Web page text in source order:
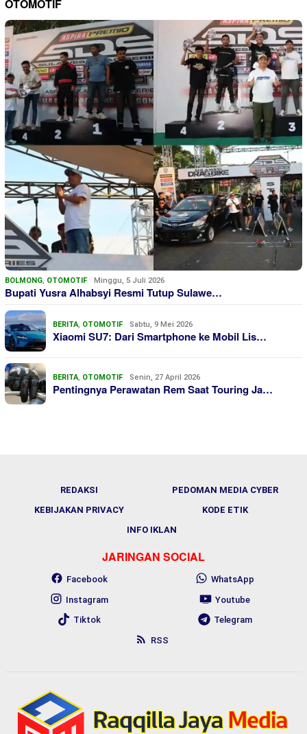
OTOMOTIF
BOLMONG, OTOMOTIF Minggu, 5 Juli 2026
Bupati Yusra Alhabsyi Resmi Tutup Sulawe…
BERITA, OTOMOTIF Sabtu, 9 Mei 2026
Xiaomi SU7: Dari Smartphone ke Mobil Lis…
BERITA, OTOMOTIF Senin, 27 April 2026
Pentingnya Perawatan Rem Saat Touring Ja…
REDAKSI
PEDOMAN MEDIA CYBER
KEBIJAKAN PRIVACY
KODE ETIK
INFO IKLAN
JARINGAN SOCIAL
Facebook
WhatsApp
Instagram
Youtube
Tiktok
Telegram
RSS